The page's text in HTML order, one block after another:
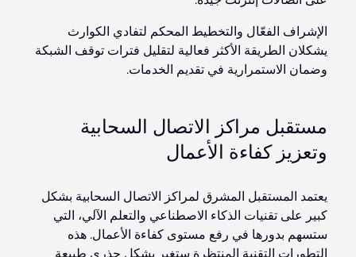
الإشراف الفعّال والتخطيط المحكم لتفادي الكوارث
يشكلان الطريقة الأكثر فعالية لتقليل فترات توقف الشبكة
وضمان الاستمرارية في تقديم الخدمات.
مستقبل مراكز الاتصال السحابية
وتعزيز كفاءة الأعمال
يعتمد المستقبل المشرق لمراكز الاتصال السحابية بشكل
كبير على تقنيات الذكاء الاصطناعي والتعلم الآلي، التي
ستسهم بدورها في رفع مستوى كفاءة الأعمال. هذه
التطورات التقنية المنتظرة ستغير بشكل جذري طبيعة